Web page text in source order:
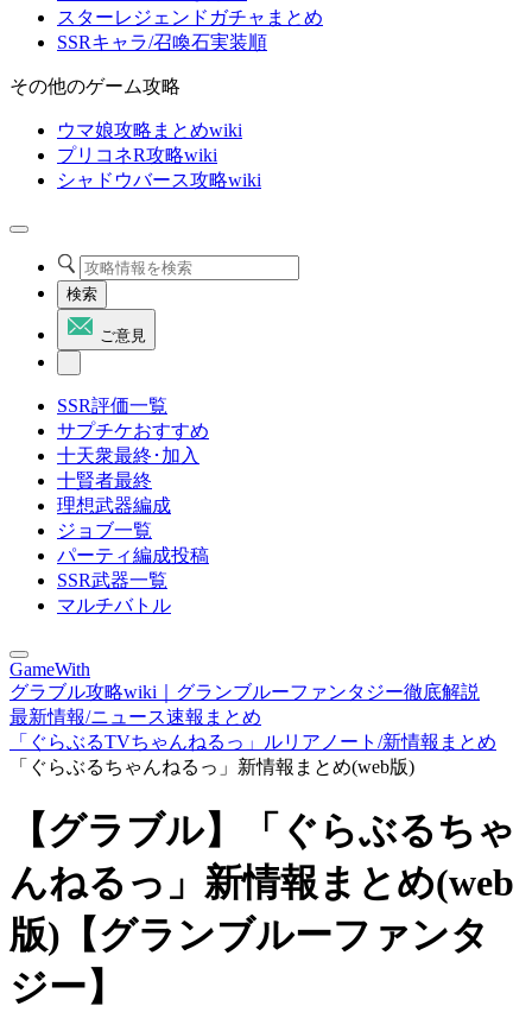
スターレジェンドガチャまとめ
SSRキャラ/召喚石実装順
その他のゲーム攻略
ウマ娘攻略まとめwiki
プリコネR攻略wiki
シャドウバース攻略wiki
検索
ご意見
SSR評価一覧
サプチケおすすめ
十天衆最終･加入
十賢者最終
理想武器編成
ジョブ一覧
パーティ編成投稿
SSR武器一覧
マルチバトル
GameWith
グラブル攻略wiki｜グランブルーファンタジー徹底解説
最新情報/ニュース速報まとめ
「ぐらぶるTVちゃんねるっ」ルリアノート/新情報まとめ
「ぐらぶるちゃんねるっ」新情報まとめ(web版)
【グラブル】「ぐらぶるちゃ
んねるっ」新情報まとめ(web
版)【グランブルーファンタ
ジー】